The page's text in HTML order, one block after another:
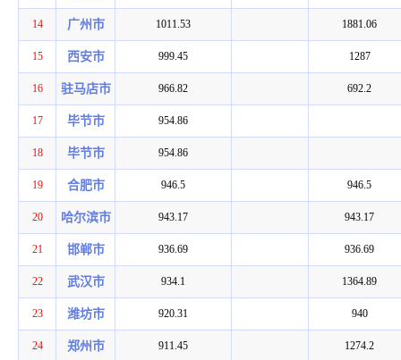
14 广州市 1011.53 1881.06
15 西安市 999.45 1287
16 驻马店市 966.82 692.2
17 毕节市 954.86
18 毕节市 954.86
19 合肥市 946.5 946.5
20 哈尔滨市 943.17 943.17
21 邯郸市 936.69 936.69
22 武汉市 934.1 1364.89
23 潍坊市 920.31 940
24 郑州市 911.45 1274.2